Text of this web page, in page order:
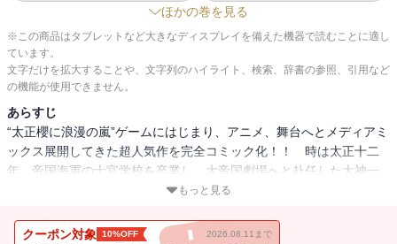
ほかの巻を見る
※この商品はタブレットなど大きなディスプレイを備えた機器で読むことに適し
ています。
文字だけを拡大することや、文字列のハイライト、検索、辞書の参照、引用など
の機能が使用できません。
あらすじ
“太正櫻に浪漫の嵐”ゲームにはじまり、アニメ、舞台へとメディアミ
ックス展開してきた超人気作を完全コミック化！！ 時は太正十二
年。帝国海軍の士官学校を卒業し、大帝国劇場へと赴任した大神一
郎が、歌劇団の個性豊かな６人の乙女たちとともに、帝都の平和を
もっと見る
クーポン対象 10%OFF 2026.08.11まで